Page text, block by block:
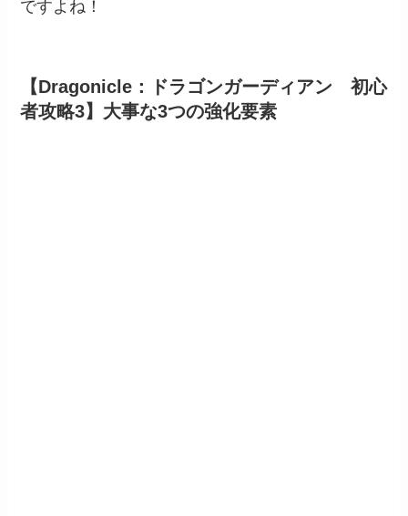
ですよね！
【Dragonicle：ドラゴンガーディアン 初心
者攻略3】大事な3つの強化要素